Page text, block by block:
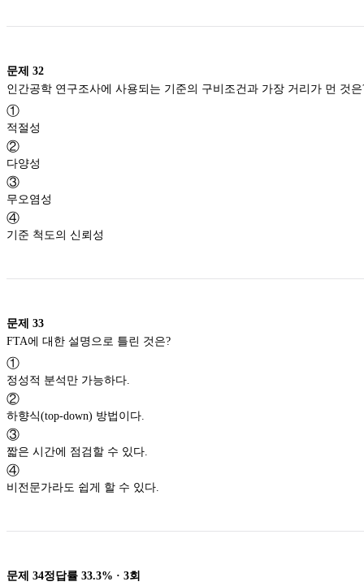
문제 32
인간공학 연구조사에 사용되는 기준의 구비조건과 가장 거리가 먼 것은
①
적절성
②
다양성
③
무오염성
④
기준 척도의 신뢰성
문제 33
FTA에 대한 설명으로 틀린 것은?
①
정성적 분석만 가능하다.
②
하향식(top-down) 방법이다.
③
짧은 시간에 점검할 수 있다.
④
비전문가라도 쉽게 할 수 있다.
문제 34정답률 33.3% · 3회